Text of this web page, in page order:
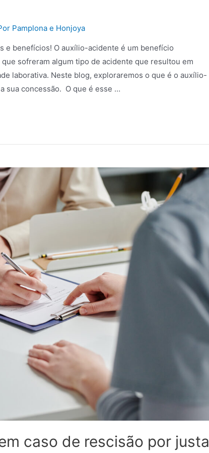
Pamplona e Honjoya
e benefícios! O auxílio-acidente é um benefício
sofreram algum tipo de acidente que resultou em
laborativa. Neste blog, exploraremos o que é o auxílio-
sua concessão. O que é esse …
caso de rescisão por justa